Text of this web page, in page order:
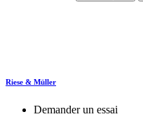
Riese & Müller
Demander un essai